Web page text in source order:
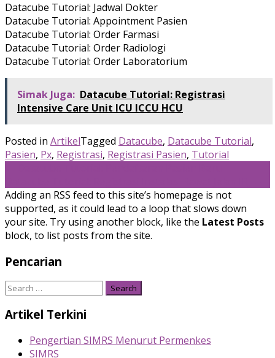
Datacube Tutorial: Jadwal Dokter
Datacube Tutorial: Appointment Pasien
Datacube Tutorial: Order Farmasi
Datacube Tutorial: Order Radiologi
Datacube Tutorial: Order Laboratorium
Simak Juga: Datacube Tutorial: Registrasi
Intensive Care Unit ICU ICCU HCU
Posted in ArtikelTagged Datacube, Datacube Tutorial,
Pasien, Px, Registrasi, Registrasi Pasien, Tutorial
Adding an RSS feed to this site’s homepage is not
supported, as it could lead to a loop that slows down
your site. Try using another block, like the Latest Posts
block, to list posts from the site.
Pencarian
Search
for:
Artikel Terkini
Pengertian SIMRS Menurut Permenkes
SIMRS